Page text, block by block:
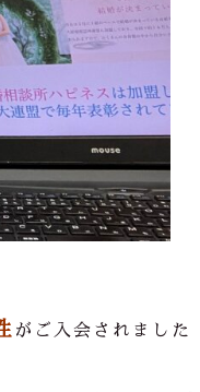
がご入会されました